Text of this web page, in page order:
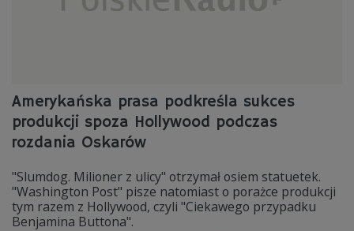
Amerykańska prasa podkreśla sukces
produkcji spoza Hollywood podczas
rozdania Oskarów
"Slumdog. Milioner z ulicy" otrzymał osiem statuetek.
"Washington Post" pisze natomiast o porażce produkcji
tym razem z Hollywood, czyli "Ciekawego przypadku
Benjamina Buttona".